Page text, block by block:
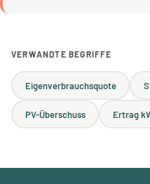
VERWANDTE BEGRIFFE
Eigenverbrauchsquote
PV-Überschuss Ertrag